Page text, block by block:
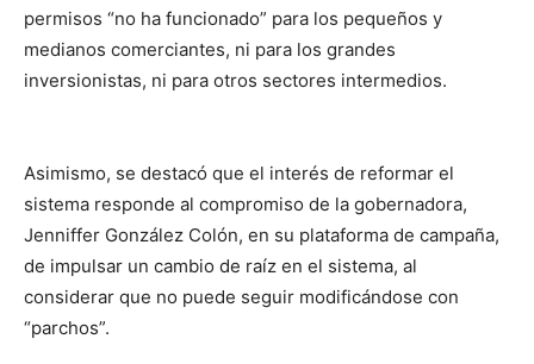
permisos “no ha funcionado” para los pequeños y
medianos comerciantes, ni para los grandes
inversionistas, ni para otros sectores intermedios.
Asimismo, se destacó que el interés de reformar el
sistema responde al compromiso de la gobernadora,
Jenniffer González Colón, en su plataforma de campaña,
de impulsar un cambio de raíz en el sistema, al
considerar que no puede seguir modificándose con
“parchos”.